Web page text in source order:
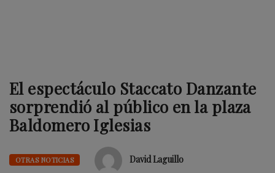
El espectáculo Staccato Danzante
sorprendió al público en la plaza
Baldomero Iglesias
OTRAS NOTICIAS
David Laguillo